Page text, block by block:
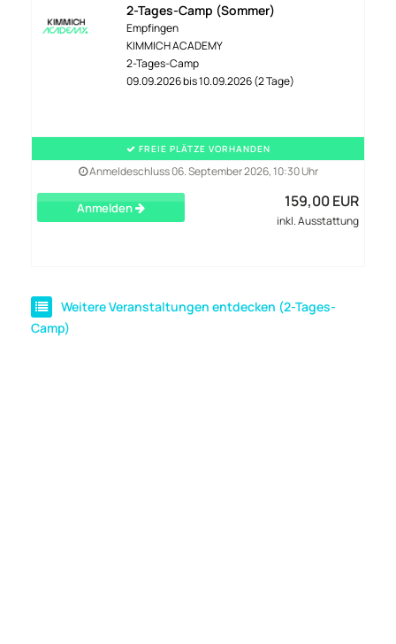
2-Tages-Camp (Sommer)
Empfingen
KIMMICH ACADEMY
2-Tages-Camp
09.09.2026 bis 10.09.2026 (2 Tage)
FREIE PLÄTZE VORHANDEN
Anmeldeschluss 06. September 2026, 10:30 Uhr
Anmelden 159,00 EUR
inkl. Ausstattung
Weitere Veranstaltungen entdecken (2-Tages-
Camp)